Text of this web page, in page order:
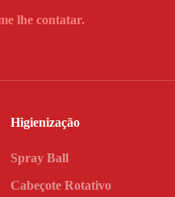
lhe contatar.
Higienização
Spray Ball
Cabeçote Rotativo